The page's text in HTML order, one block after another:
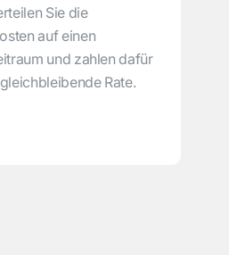
Sie die
auf einen
und zahlen dafür
Rate.